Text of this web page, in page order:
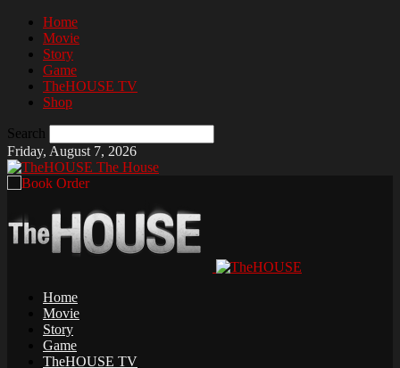
Home
Movie
Story
Game
TheHOUSE TV
Shop
Search
Friday, August 7, 2026
The House
Home
Movie
Story
Game
TheHOUSE TV